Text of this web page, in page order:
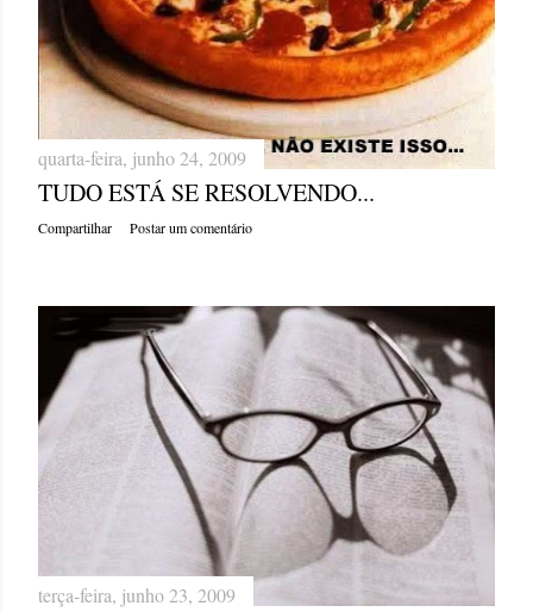
quarta-feira, junho 24, 2009
TUDO ESTÁ SE RESOLVENDO...
Compartilhar Postar um comentário
terça-feira, junho 23, 2009